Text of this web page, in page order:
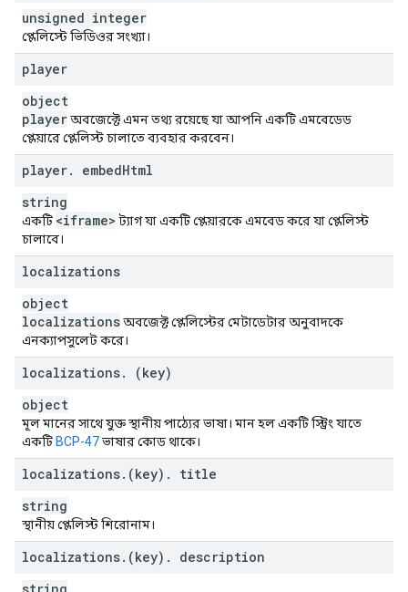
unsigned integer
প্লেলিস্টে ভিডিওর সংখ্যা।
player
object
playerঅবজেক্টে এমন তথ্য রয়েছে যা আপনি একটি এমবেডেড
প্লেয়ারে প্লেলিস্ট চালাতে ব্যবহার করবেন।
player. embedHtml
string
একটি <iframe> ট্যাগ যা একটি প্লেয়ারকে এমবেড করে যা প্লেলিস্ট
চালাবে।
localizations
object
localizationsঅবজেক্ট প্লেলিস্টের মেটাডেটার অনুবাদকে
এনক্যাপসুলেট করে।
localizations.
(key)
object
মূল মানের সাথে যুক্ত স্থানীয় পাঠ্যের ভাষা। মান হল একটি স্ট্রিং যাতে
একটি BCP-47ভাষার কোড থাকে।
localizations. (key) .
title
string
স্থানীয় প্লেলিস্ট শিরোনাম।
localizations. (key) .
description